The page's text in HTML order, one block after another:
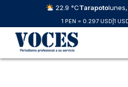
22.9 °CTarapoto
1 PEN = 0.297 USD 1